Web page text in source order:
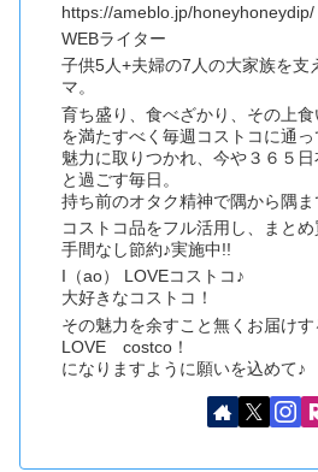
https://ameblo.jp/honeyhoneydip/
WEBライター
子供5人+夫婦の7人の大家族を支
マ。
育ち盛り、食べざかり、その上
を満たすべく毎週コストコに通
魅力に取りつかれ、今や３６５
と過ごす毎日。
持ち前のオタク精神で隅から隅ま
コストコ品をフル活用し、まと
手間なし節約♪実施中!!
I（ao） LOVEコストコ♪
大好きなコストコ！
その魅力を余すこと無くお届け
LOVE costco！
になりますように願いを込めて♪